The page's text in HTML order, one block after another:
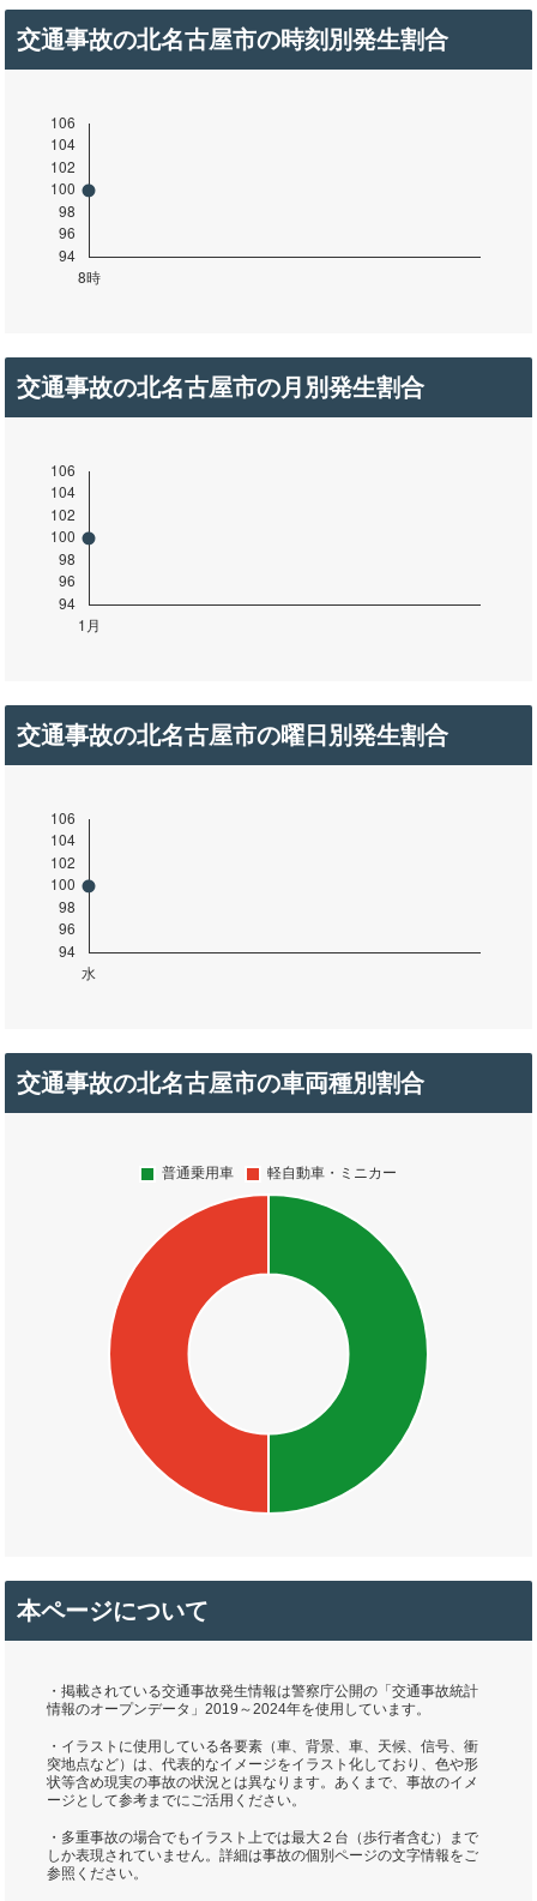
交通事故の北名古屋市の時刻別発生割合
交通事故の北名古屋市の月別発生割合
交通事故の北名古屋市の曜日別発生割合
交通事故の北名古屋市の車両種別割合
本ページについて
・掲載されている交通事故発生情報は警察庁公開の「交通事故統計
情報のオープンデータ」2019～2024年を使用しています。
・イラストに使用している各要素（車、背景、車、天候、信号、衝
突地点など）は、代表的なイメージをイラスト化しており、色や形
状等含め現実の事故の状況とは異なります。あくまで、事故のイメ
ージとして参考までにご活用ください。
・多重事故の場合でもイラスト上では最大２台（歩行者含む）まで
しか表現されていません。詳細は事故の個別ページの文字情報をご
参照ください。